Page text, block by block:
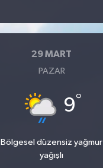
29 MART
PAZAR
9°
Bölgesel düzensiz yağmur
yağışlı